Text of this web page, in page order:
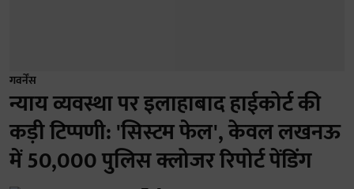
गवर्नेंस
न्याय व्यवस्था पर इलाहाबाद हाईकोर्ट की
कड़ी टिप्पणी: 'सिस्टम फेल', केवल लखनऊ
में 50,000 पुलिस क्लोजर रिपोर्ट पेंडिंग